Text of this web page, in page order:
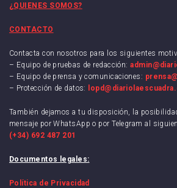
¿QUIENES SOMOS?
CONTACTO
Contacta con nosotros para los siguientes
– Equipo de pruebas de redacción:
– Equipo de prensa y comunicaciones:
– Protección de datos:
También dejamos a tu disposición, la
mensaje por WhatsApp o por Telegram al
(+34) 692 487 201
Documentos legales:
Política de Privacidad